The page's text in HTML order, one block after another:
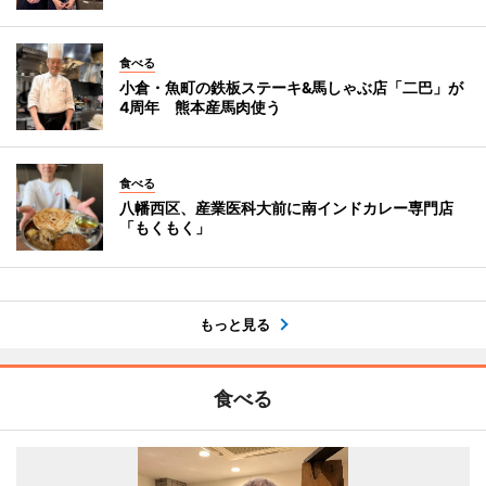
食べる
小倉・魚町の鉄板ステーキ&馬しゃぶ店「二巴」が
4周年 熊本産馬肉使う
食べる
八幡西区、産業医科大前に南インドカレー専門店
「もくもく」
もっと見る
食べる